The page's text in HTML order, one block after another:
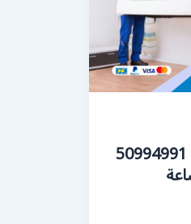
رقم نقل عفش هندي السرة / 50994991